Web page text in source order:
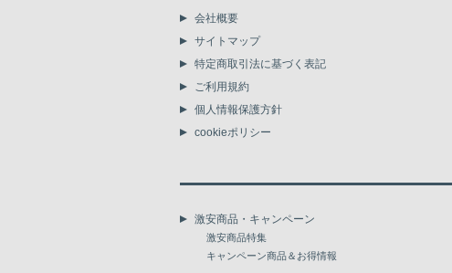
会社概要
サイトマップ
特定商取引法に基づく表記
ご利用規約
個人情報保護方針
cookieポリシー
激安商品・キャンペーン
激安商品特集
キャンペーン商品＆お得情報